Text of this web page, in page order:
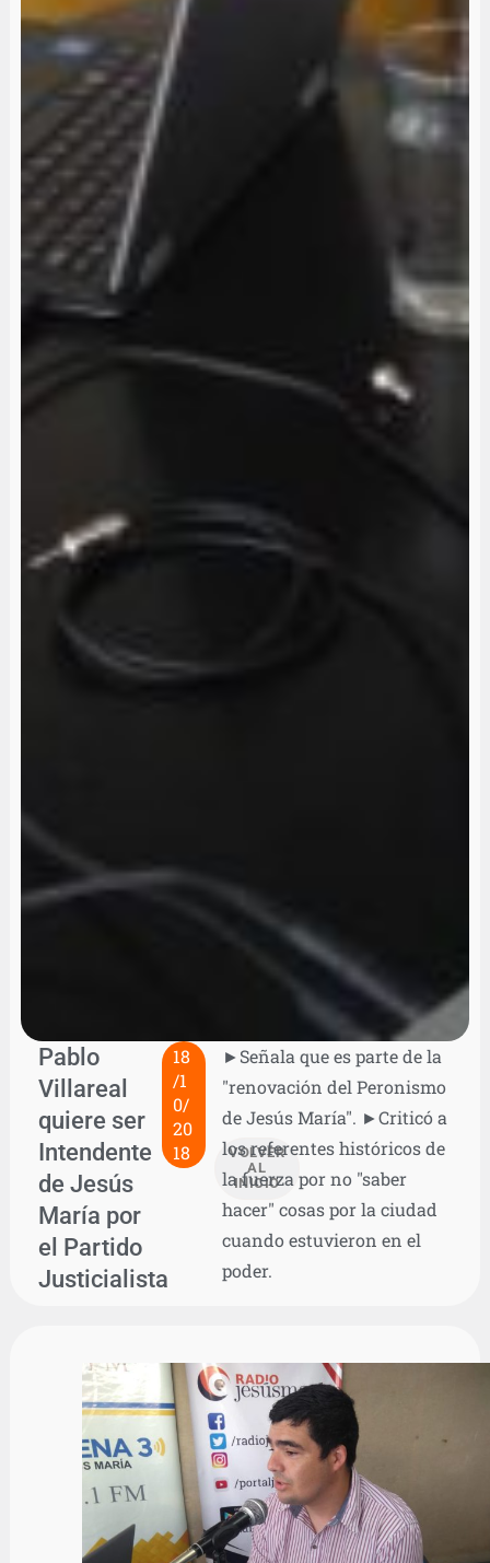
Pablo
Villareal
quiere ser
Intendente
de Jesús
María por
el Partido
Justicialista
18
/1
0/
20
18
VOLVER
AL
INICIO
►Señala que es parte de la
"renovación del Peronismo
de Jesús María". ►Criticó a
los referentes históricos de
la fuerza por no "saber
hacer" cosas por la ciudad
cuando estuvieron en el
poder.